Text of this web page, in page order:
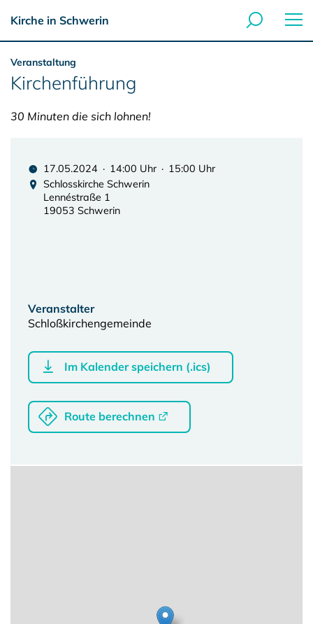
Kirche in Schwerin
Veranstaltung
Kirchenführung
30 Minuten die sich lohnen!
17.05.2024 · 14:00 Uhr · 15:00 Uhr
Schlosskirche Schwerin
Lennéstraße 1
19053 Schwerin
Veranstalter
Schloßkirchengemeinde
Im Kalender speichern (.ics)
Route berechnen